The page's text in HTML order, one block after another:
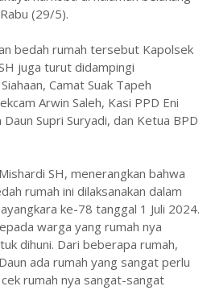
(29/5).
bedah rumah tersebut Kapolsek
juga turut didampingi
Camat Suak Tapeh
Arwin Saleh, Kasi PPD Eni
Supri Suryadi, dan Ketua BPD
SH, menerangkan bahwa
rumah ini dilaksanakan dalam
ke-78 tanggal 1 Juli 2024.
warga yang rumah nya
dihuni. Dari beberapa rumah,
ada rumah yang sangat perlu
rumah nya sangat-sangat